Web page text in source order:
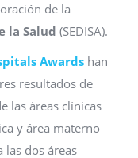
de la
la Salud (SEDISA).
Awards han
resultados de
las áreas clínicas
y área materno
las dos áreas